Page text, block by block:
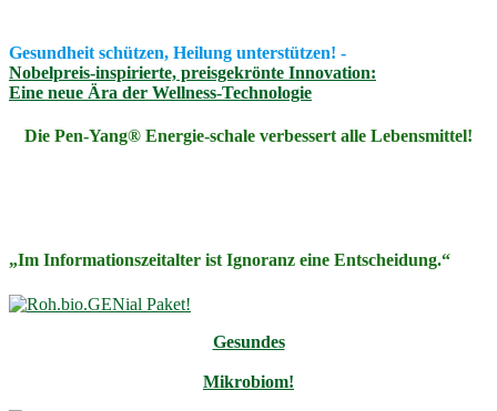
Gesundheit schützen, Heilung unterstützen! -
Nobelpreis-inspirierte, preisgekrönte Innovation:
Eine neue Ära der Wellness-Technologie
Die Pen-Yang® Energie-schale verbessert alle Lebensmittel!
„Im Informationszeitalter ist Ignoranz eine Entscheidung.“
Gesundes
Mikrobiom!